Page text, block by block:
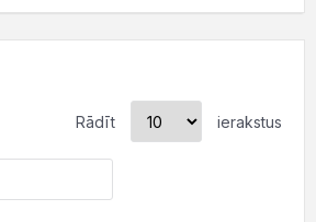
Rādīt ierakstus